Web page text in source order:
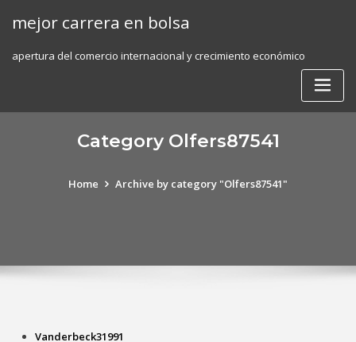
mejor carrera en bolsa
apertura del comercio internacional y crecimiento económico
Category Olfers87541
Home Archive by category "Olfers87541"
Vanderbeck31991